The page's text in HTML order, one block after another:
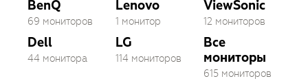
BenQ
69 мониторов
Dell
44 монитора
Lenovo
1 монитор
LG
114 мониторов
ViewSonic
12 мониторов
Все
мониторы
615 мониторов